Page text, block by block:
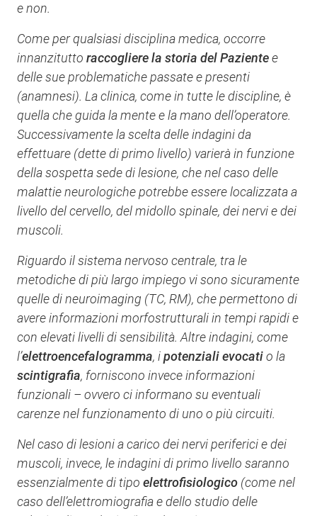
e non.
Come per qualsiasi disciplina medica, occorre
innanzitutto raccogliere la storia del Pazientee
delle sue problematiche passate e presenti
(anamnesi). La clinica, come in tutte le discipline, è
quella che guida la mente e la mano dell’operatore.
Successivamente la scelta delle indagini da
effettuare (dette di primo livello) varierà in funzione
della sospetta sede di lesione, che nel caso delle
malattie neurologiche potrebbe essere localizzata a
livello del cervello, del midollo spinale, dei nervi e dei
muscoli.
Riguardo il sistema nervoso centrale, tra le
metodiche di più largo impiego vi sono sicuramente
quelle di neuroimaging (TC, RM), che permettono di
avere informazioni morfostrutturali in tempi rapidi e
con elevati livelli di sensibilità. Altre indagini, come
l’elettroencefalogramma, ipotenziali evocatio la
scintigrafia, forniscono invece informazioni
funzionali – ovvero ci informano su eventuali
carenze nel funzionamento di uno o più circuiti.
Nel caso di lesioni a carico dei nervi periferici e dei
muscoli, invece, le indagini di primo livello saranno
essenzialmente di tipo elettrofisiologico (come nel
caso dell’elettromiografia e dello studio delle